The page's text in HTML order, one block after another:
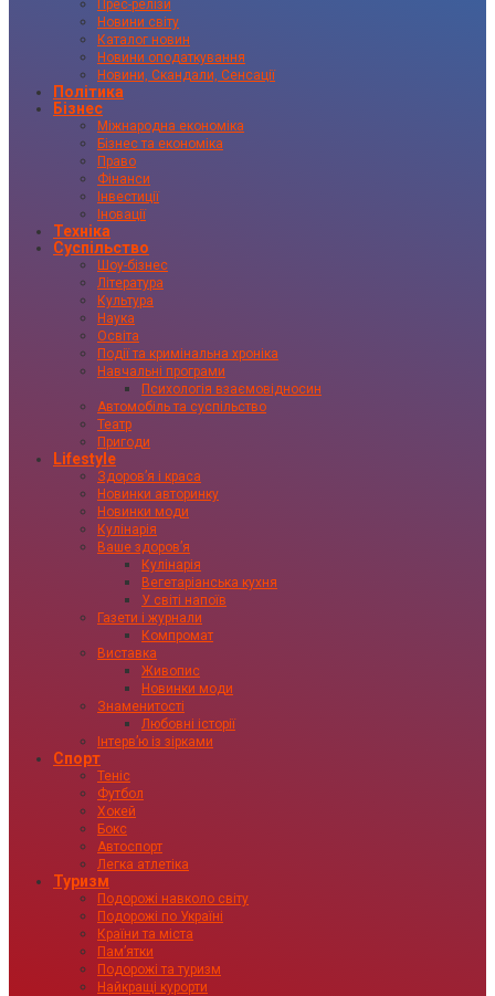
Прес-релізи
Новини світу
Каталог новин
Новини оподаткування
Новини, Скандали, Сенсації
Політика
Бізнес
Міжнародна економіка
Бізнес та економіка
Право
Фінанси
Інвестиції
Іновації
Техніка
Суспільство
Шоу-бізнес
Література
Культура
Наука
Освіта
Події та кримінальна хроніка
Навчальні програми
Психологія взаємовідносин
Автомобіль та суспільство
Театр
Пригоди
Lifestyle
Здоровʼя і краса
Новинки авторинку
Новинки моди
Кулінарія
Ваше здоровʼя
Кулінарія
Вегетаріанська кухня
У світі напоїв
Газети і журнали
Компромат
Виставка
Живопис
Новинки моди
Знаменитості
Любовні історії
Інтервʼю із зірками
Спорт
Теніс
Футбол
Хокей
Бокс
Автоспорт
Легка атлетіка
Туризм
Подорожі навколо світу
Подорожі по Україні
Країни та міста
Пам’ятки
Подорожі та туризм
Найкращі курорти